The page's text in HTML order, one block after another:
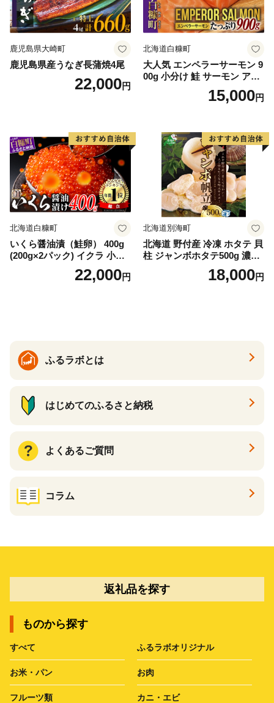
鹿児島県大崎町
鹿児島県産うなぎ長蒲焼4尾
22,000円
北海道白糠町
大人気 エンペラーサーモン 9
00g 小分け 鮭 サーモン アト
ランティックサーモン 水産
庁長官賞 受賞 さけ シャケ し
満足 美味しい 贈答 生食用 刺
身 お刺身 刺し身 魚介類 海鮮
冷凍 厚切り 薄切り ふるさと
納税 ふるさとチョイス チョ
イス 北海道 白糠町
15,000円
北海道白糠町
いくら醤油漬（鮭卵） 400g
(200g×2パック) イクラ 小分
け いくら醤油漬 鮭いくら い
くら醤油漬け 鮭 鮭卵 ikura
22,000円
北海道別海町
北海道 野付産 冷凍 ホタテ 貝
柱 ジャンボホタテ500g 濃厚
な旨味と甘み （ほたて ホタ
テ 帆立 貝柱 ホタテ貝柱 大玉
18,000円
ふるラボとは
はじめてのふるさと納税
よくあるご質問
コラム
返礼品を探す
ものから探す
すべて ふるラボオリジナル
お米・パン お肉
フルーツ類 カニ・エビ